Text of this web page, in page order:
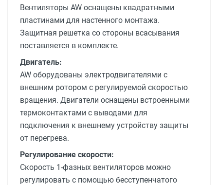
Вентиляторы AW оснащены квадратными
пластинами для настенного монтажа.
Защитная решетка со стороны всасывания
поставляется в комплекте.
Двигатель:
AW оборудованы электродвигателями с
внешним ротором с регулируемой скоростью
вращения. Двигатели оснащены встроенными
термоконтактами с выводами для
подключения к внешнему устройству защиты
от перегрева.
Регулирование скорости:
Скорость 1-фазных вентиляторов можно
регулировать с помощью бесступенчатого